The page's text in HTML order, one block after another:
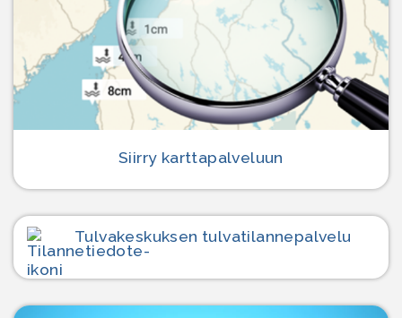
Siirry karttapalveluun
Tulvakeskuksen tulvatilanne­palvelu